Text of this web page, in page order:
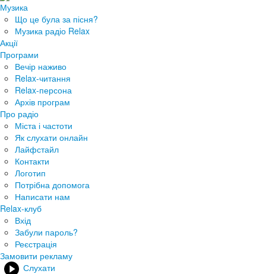
Музика
Що це була за пісня?
Музика радіо Relax
Акції
Програми
Вечір наживо
Relax-читання
Relax-персона
Архів програм
Про радіо
Міста і частоти
Як слухати онлайн
Лайфстайл
Контакти
Логотип
Потрібна допомога
Написати нам
Relax-клуб
Вхід
Забули пароль?
Реєстрація
Замовити рекламу
Слухати